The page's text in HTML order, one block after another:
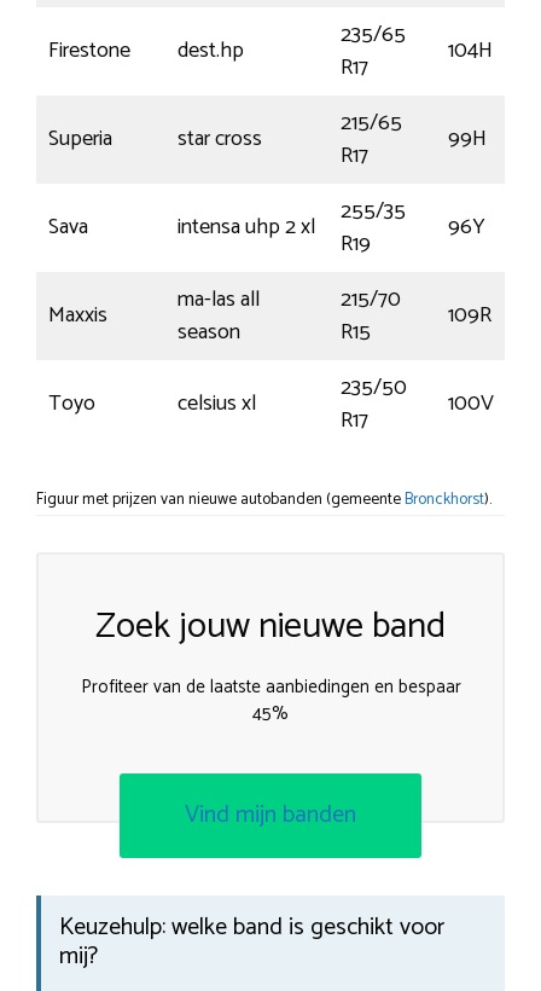
Firestone dest.hp
235/65
R17
104H
Superia star cross
215/65
R17
99H
Sava intensa uhp 2 xl
255/35
R19
96Y
Maxxis
ma-las all
season
215/70
R15
109R
Toyo celsius xl
235/50
R17
100V
Figuur met prijzen van nieuwe autobanden (gemeenteBronckhorst).
Zoek jouw nieuwe band
Profiteer van de laatste aanbiedingen en bespaar
45%
Vind mijn banden
Keuzehulp: welke band is geschikt voor
mij?